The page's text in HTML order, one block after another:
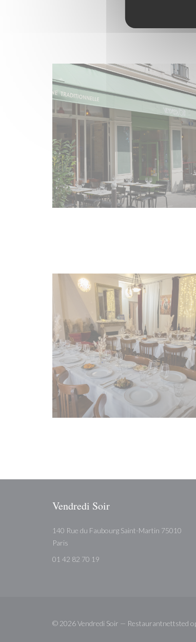
Vendredi Soir
140 Rue du Faubourg Saint-Martin 75010
Paris
01 42 82 70 19
© 2026 Vendredi Soir — Restaurantnettsted